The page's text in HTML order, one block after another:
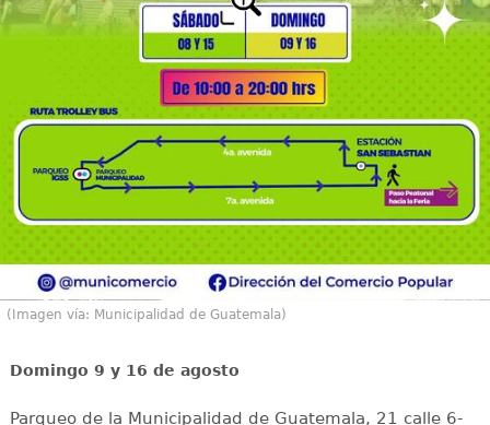
(Imagen vía: Municipalidad de Guatemala)
Domingo 9 y 16 de agosto
Parqueo de la Municipalidad de Guatemala, 21 calle 6-